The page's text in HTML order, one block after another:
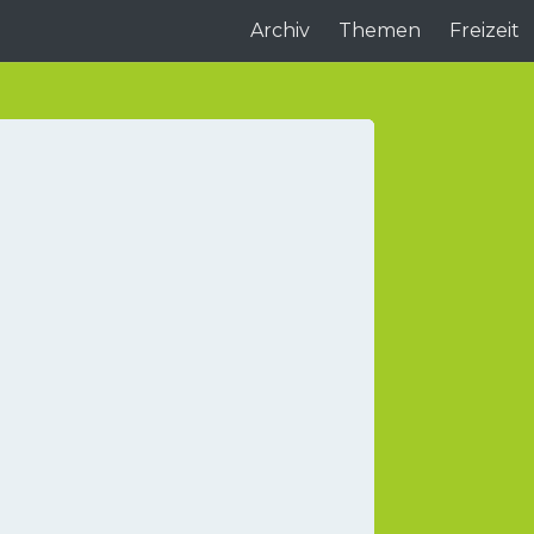
Archiv Themen Freizeit